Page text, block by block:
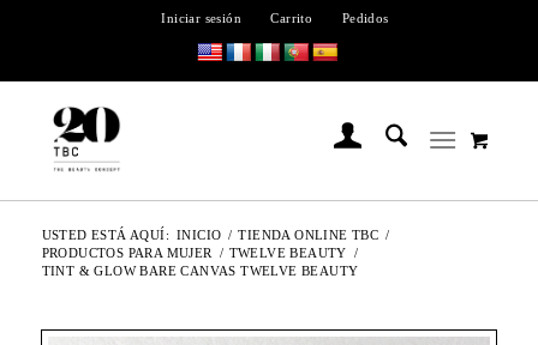
Iniciar sesión Carrito Pedidos
USTED ESTÁ AQUÍ: INICIO / TIENDA ONLINE TBC /
PRODUCTOS PARA MUJER
/ TWELVE BEAUTY /
TINT & GLOW BARE CANVAS TWELVE BEAUTY